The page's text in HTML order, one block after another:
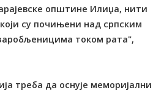
општине Илиџа, нити
су почињени над српским
током рата",
треба да оснује меморијални